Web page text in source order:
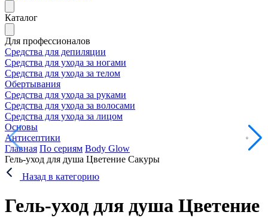
Каталог
Для профессионалов
Средства для депиляции
Средства для ухода за ногами
Средства для ухода за телом
Обертывания
Средства для ухода за руками
Средства для ухода за волосами
Средства для ухода за лицом
Основы
Антисептики
Главная По сериям Body Glow
Гель-уход для душа Цветение Сакуры
Назад в категорию
Гель-уход для душа Цветение